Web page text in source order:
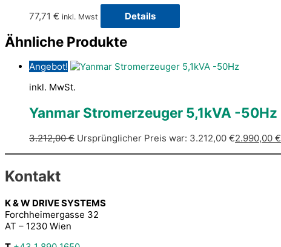
77,71 € inkl. Mwst Details
Ähnliche Produkte
Angebot!
inkl. MwSt.
Yanmar Stromerzeuger 5,1kVA -50Hz
3.212,00€ Ursprünglicher Preis war: 3.212,00 €2.990,00 €
Kontakt
K & W DRIVE SYSTEMS
Forchheimergasse 32
AT – 1230 Wien